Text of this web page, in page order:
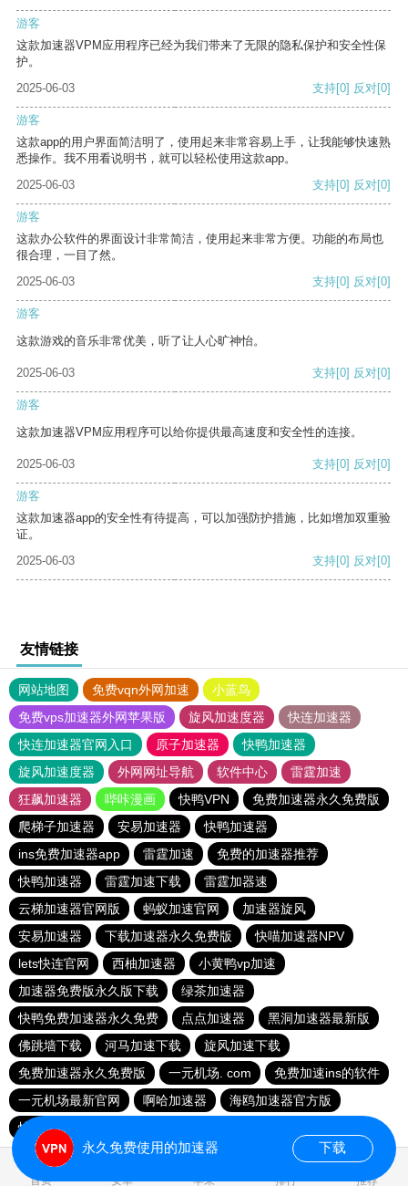
游客
这款加速器VPM应用程序已经为我们带来了无限的隐私保护和安全性保
护。
2025-06-03
支持[0] 反对[0]
游客
这款app的用户界面简洁明了，使用起来非常容易上手，让我能够快速熟
悉操作。我不用看说明书，就可以轻松使用这款app。
2025-06-03
支持[0] 反对[0]
游客
这款办公软件的界面设计非常简洁，使用起来非常方便。功能的布局也
很合理，一目了然。
2025-06-03
支持[0] 反对[0]
游客
这款游戏的音乐非常优美，听了让人心旷神怡。
2025-06-03 支持[0] 反对[0]
游客
这款加速器VPM应用程序可以给你提供最高速度和安全性的连接。
2025-06-03 支持[0] 反对[0]
游客
这款加速器app的安全性有待提高，可以加强防护措施，比如增加双重验
证。
2025-06-03
支持[0] 反对[0]
友情链接
网站地图 免费vqn外网加速
小蓝鸟
免费vps加速器外网苹果版
旋风加速度器
快连加速器
快连加速器官网入口
原子加速器
快鸭加速器
旋风加速度器
外网网址导航 软件中心
雷霆加速
狂飙加速器
哔咔漫画 快鸭VPN
免费加速器永久免费版
爬梯子加速器
安易加速器
快鸭加速器
ins免费加速器app
雷霆加速
免费的加速器推荐
快鸭加速器
雷霆加速下载
雷霆加器速
云梯加速器官网版
蚂蚁加速官网
加速器旋风
安易加速器
下载加速器永久免费版
快喵加速器NPV
lets快连官网
西柚加速器
小黄鸭vp加速
加速器免费版永久版下载
绿茶加速器
快鸭免费加速器永久免费
点点加速器
黑洞加速器最新版
佛跳墙下载
河马加速下载
旋风加速下载
免费加速器永久免费版
一元机场. com
免费加速ins的软件
一元机场最新官网
啊哈加速器
海鸥加速器官方版
快鸭加速器app
首页 安卓 苹果 排行 推荐
永久免费使用的加速器 下载
0.018216s